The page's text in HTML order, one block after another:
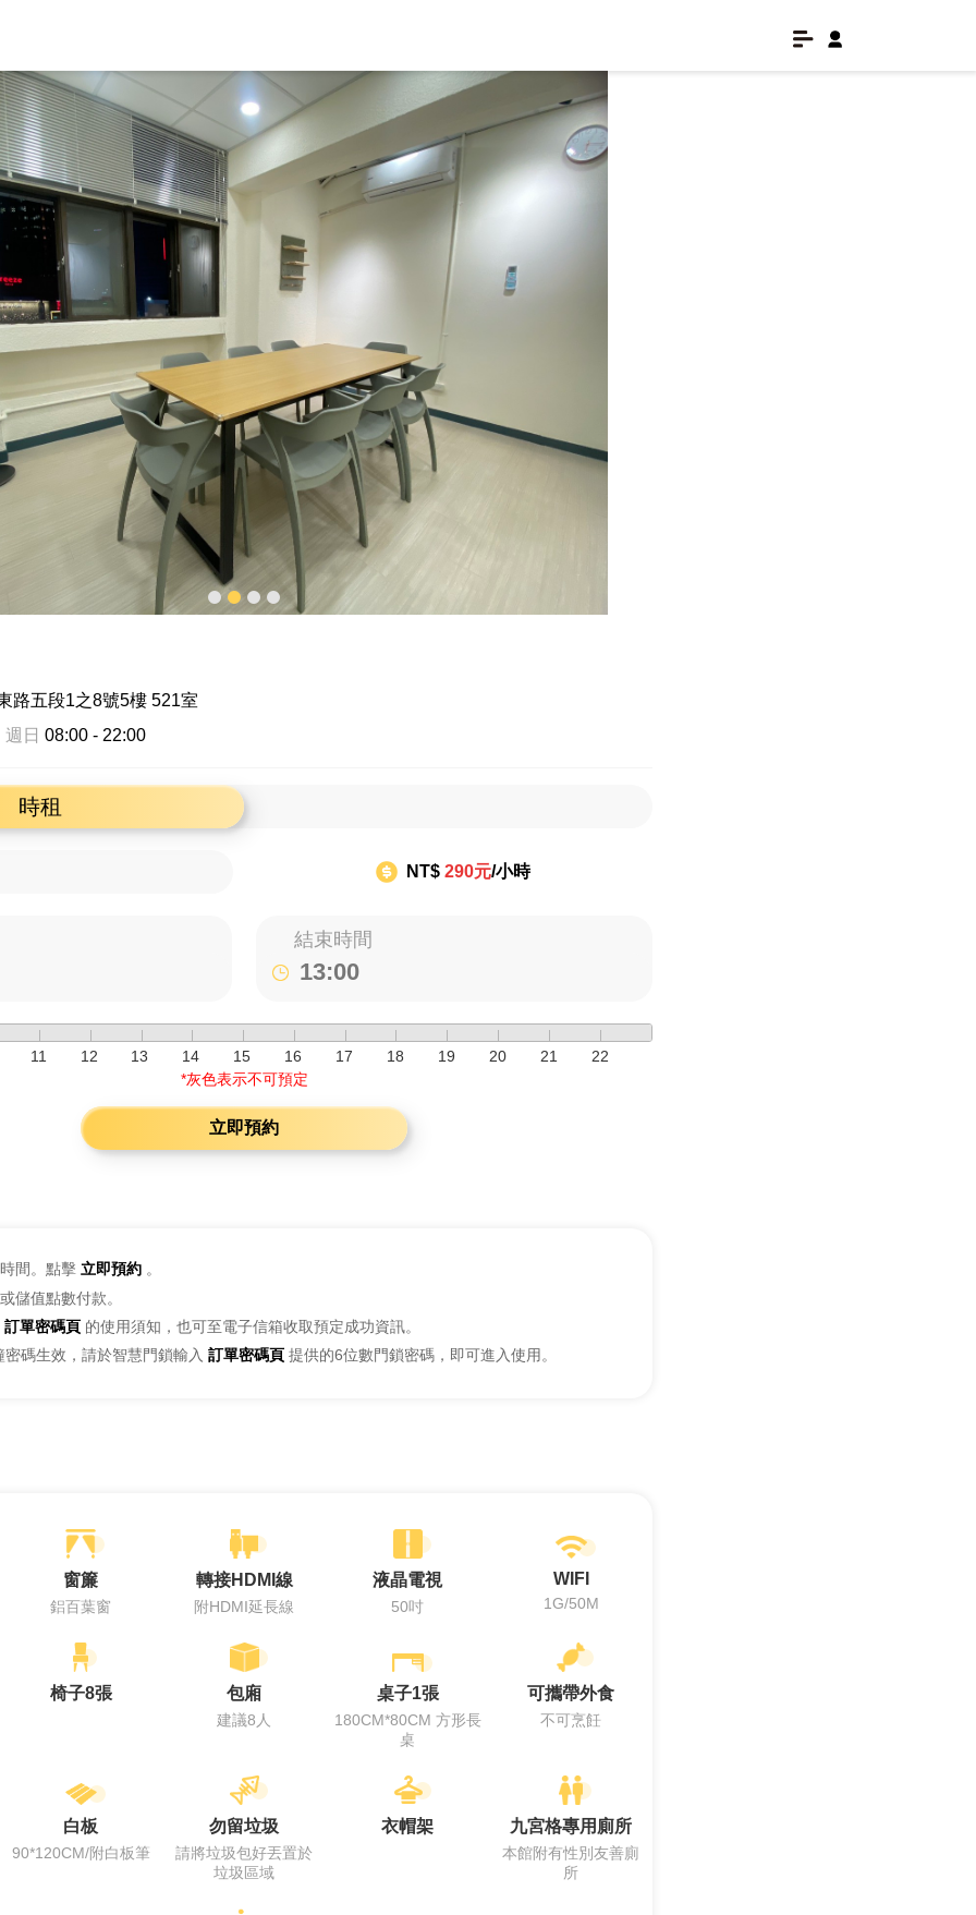
路五段1之8號5樓 521室
日 08:00 - 22:00
時租
NT$290元/小時
結束時間
11 12 13 14 15 16 17 18 19 20 21
22
*灰色表示不可預定
立即預約
間。點擊 立即預約 。
儲值點數付款。
訂單密碼頁 的使用須知，也可至電子信箱收取預定成功資訊。
碼生效，請於智慧門鎖輸入 訂單密碼頁 提供的6位數門鎖密碼，即可進入使用。
窗簾
鋁百葉窗
轉接HDMI線
附HDMI延長線
液晶電視
50吋
WIFI
1G/50M
椅子8張 包廂
建議8人
桌子1張
180CM*80CM 方形長
桌
可攜帶外食
不可烹飪
白板
90*120CM/附白板筆
勿留垃圾
請將垃圾包好丟置於
垃圾區域
衣帽架 九宮格專用廁所
本館附有性別友善廁
所